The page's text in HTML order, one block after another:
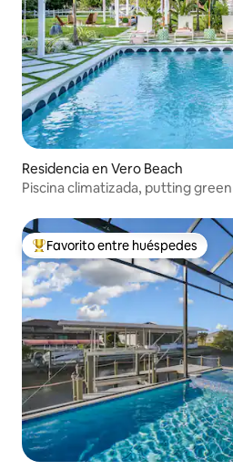
Residencia en Vero Beach
Piscina climatizada, putting
De los mejores en Favorito entre
Favorito entre huéspedes